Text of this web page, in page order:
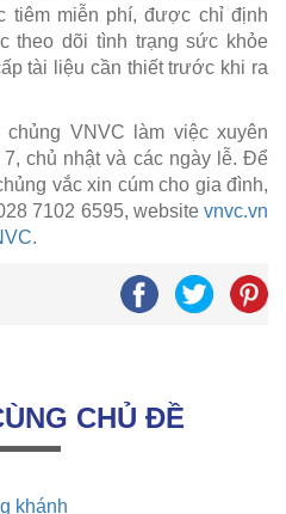
tiêm miễn phí, được chỉ định
theo dõi tình trạng sức khỏe
tài liệu cần thiết trước khi ra
chủng VNVC làm việc xuyên
chủ nhật và các ngày lễ. Để
vắc xin cúm cho gia đình,
7102 6595, website vnvc.vn
.
CHỦ ĐỀ